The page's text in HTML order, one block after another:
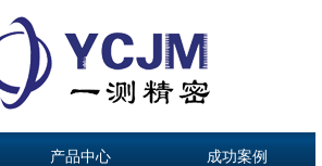
产品中心 成功案例